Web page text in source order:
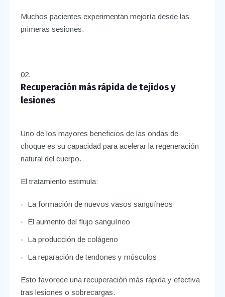
Muchos pacientes experimentan mejoría desde las
primeras sesiones.
Recuperación más rápida de tejidos y
lesiones
Uno de los mayores beneficios de las ondas de
choque es su capacidad para acelerar la regeneración
natural del cuerpo.
El tratamiento estimula:
La formación de nuevos vasos sanguíneos
El aumento del flujo sanguíneo
La producción de colágeno
La reparación de tendones y músculos
Esto favorece una recuperación más rápida y efectiva
tras lesiones o sobrecargas.